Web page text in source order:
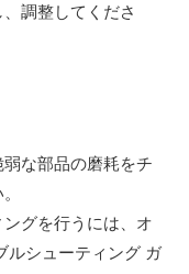
調整してくださ
な部品の磨耗をチ
グを行うには、オ
ルシューティング ガ